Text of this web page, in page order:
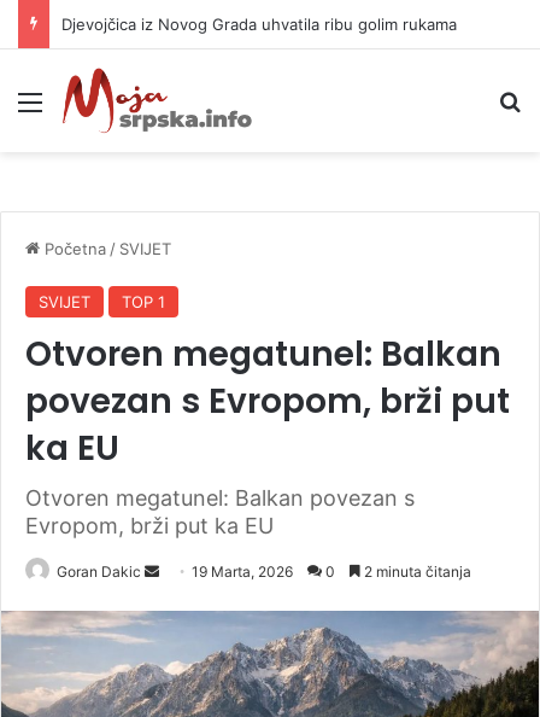
Djevojčica iz Novog Grada uhvatila ribu golim rukama
Meni
Početna / SVIJET
SVIJET TOP 1
Otvoren megatunel: Balkan
povezan s Evropom, brži put
ka EU
Otvoren megatunel: Balkan povezan s
Evropom, brži put ka EU
Goran Dakic
a
19 Marta, 2026 0 2 minuta čitanja